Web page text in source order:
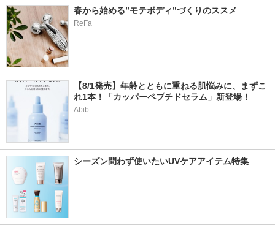
春から始める”モテボディ”づくりのススメ
ReFa
【8/1発売】年齢とともに重ねる肌悩みに、まずこ
れ1本！「カッパーペプチドセラム」新登場！
Abib
シーズン問わず使いたいUVケアアイテム特集